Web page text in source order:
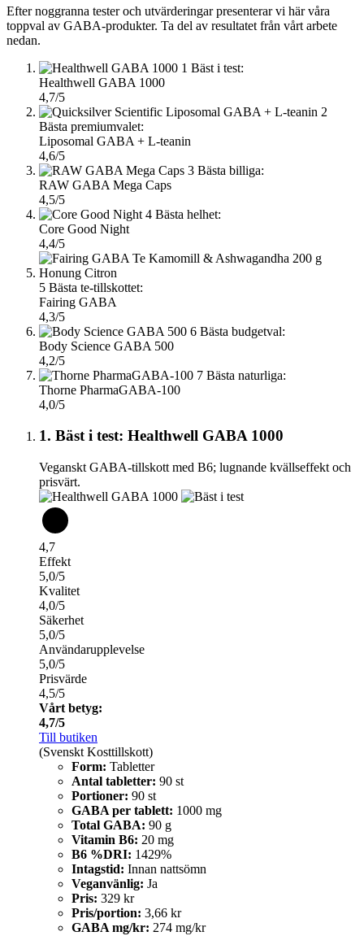
Efter noggranna tester och utvärderingar presenterar vi här våra
toppval av GABA-produkter. Ta del av resultatet från vårt arbete
nedan.
1 Bäst i test:
Healthwell GABA 1000
4,7/5
2
Bästa premiumvalet:
Liposomal GABA + L-teanin
4,6/5
3 Bästa billiga:
RAW GABA Mega Caps
4,5/5
4 Bästa helhet:
Core Good Night
4,4/5
5 Bästa te-tillskottet:
Fairing GABA
4,3/5
6 Bästa budgetval:
Body Science GABA 500
4,2/5
7 Bästa naturliga:
Thorne PharmaGABA-100
4,0/5
1. Bäst i test: Healthwell GABA 1000
Veganskt GABA-tillskott med B6; lugnande kvällseffekt och
prisvärt.
4,7
Effekt
5,0/5
Kvalitet
4,0/5
Säkerhet
5,0/5
Användarupplevelse
5,0/5
Prisvärde
4,5/5
Vårt betyg:
4,7/5
Till butiken
(Svenskt Kosttillskott)
Form: Tabletter
Antal tabletter: 90 st
Portioner: 90 st
GABA per tablett: 1000 mg
Total GABA: 90 g
Vitamin B6: 20 mg
B6 %DRI: 1429%
Intagstid: Innan nattsömn
Veganvänlig: Ja
Pris: 329 kr
Pris/portion: 3,66 kr
GABA mg/kr: 274 mg/kr